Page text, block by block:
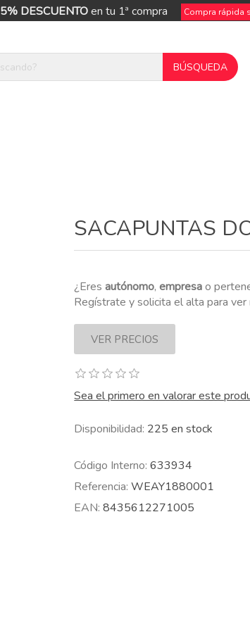
5% DESCUENTOen tu 1ª compra Compra rápida
SACAPUNTAS
¿Eresautónomo,empresao
Regístrate y solicita el alta para
Sea el primero en valorar este
Disponibilidad: 225 en stock
Código Interno: 633934
Referencia: WEAY1880001
EAN: 8435612271005